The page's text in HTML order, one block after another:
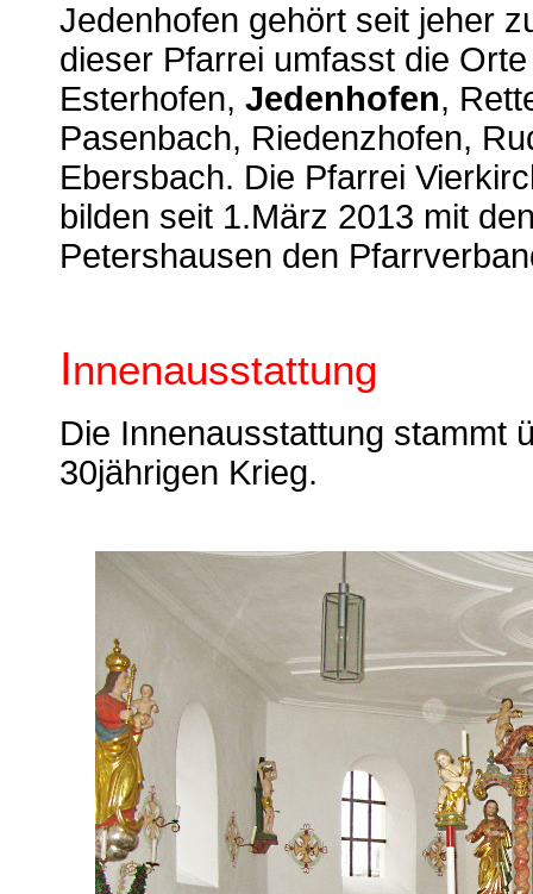
Jedenhofen gehört seit jeher
dieser Pfarrei umfasst die
Esterhofen, Jedenhofen,
Pasenbach, Riedenzhofen,
Ebersbach. Die Pfarrei
bilden seit 1.März 2013 mit
Petershausen den
Innenausstattung
Die Innenausstattung stammt
30jährigen Krieg.